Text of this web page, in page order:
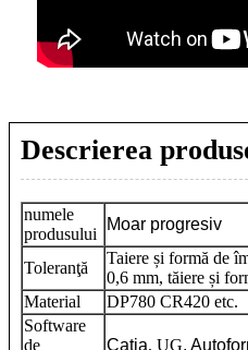
Descrierea
numele
produsului
Moar progresiv
Toleranţă
Taiere și formă de
0,6 mm, tăiere și
Material
DP780 CR420 etc.
Software
de
Catia, UG,